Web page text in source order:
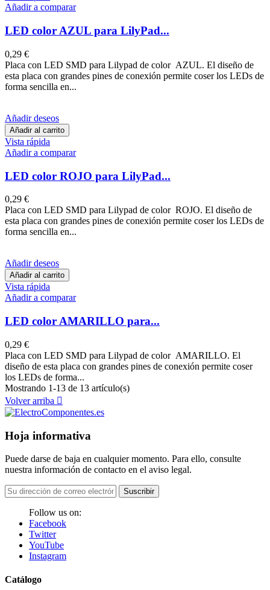
Añadir a comparar
LED color AZUL para LilyPad...
0,29 €
Placa con LED SMD para Lilypad de color AZUL. El diseño de
esta placa con grandes pines de conexión permite coser los LEDs de
forma sencilla en...
Añadir deseos
Añadir al carrito
Vista rápida
Añadir a comparar
LED color ROJO para LilyPad...
0,29 €
Placa con LED SMD para Lilypad de color ROJO. El diseño de
esta placa con grandes pines de conexión permite coser los LEDs de
forma sencilla en...
Añadir deseos
Añadir al carrito
Vista rápida
Añadir a comparar
LED color AMARILLO para...
0,29 €
Placa con LED SMD para Lilypad de color AMARILLO. El
diseño de esta placa con grandes pines de conexión permite coser
los LEDs de forma...
Mostrando 1-13 de 13 artículo(s)
Volver arriba 
Hoja informativa
Puede darse de baja en cualquier momento. Para ello, consulte
nuestra información de contacto en el aviso legal.
Suscribir
Follow us on:
Facebook
Twitter
YouTube
Instagram
Catálogo